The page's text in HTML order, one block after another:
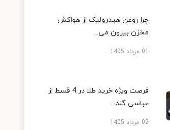
چرا روغن هیدرولیک از هواکش
مخزن بیرون می...
01 مرداد 1405
فرصت ویژه خرید طلا در 4 قسط از
عباسی گلد...
02 مرداد 1405